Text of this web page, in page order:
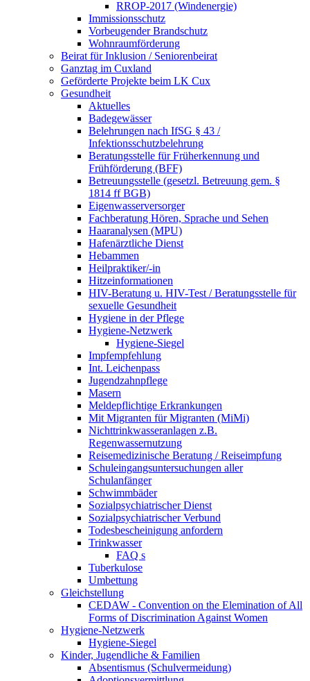
RROP-2017 (Windenergie)
Immissionsschutz
Vorbeugender Brandschutz
Wohnraumförderung
Beirat für Inklusion / Seniorenbeirat
Ganztag im Cuxland
Geförderte Projekte beim LK Cux
Gesundheit
Aktuelles
Badegewässer
Belehrungen nach IfSG § 43 /
Infektionsschutzbelehrung
Beratungsstelle für Früherkennung und
Frühförderung (BFF)
Betreuungsstelle (gesetzl. Betreuung gem. §
1814 ff BGB)
Eigenwasserversorger
Fachberatung Hören, Sprache und Sehen
Haaranalysen (MPU)
Hafenärztliche Dienst
Hebammen
Heilpraktiker/-in
Hitzeinformationen
HIV-Beratung u. HIV-Test / Beratungsstelle für
sexuelle Gesundheit
Hygiene in der Pflege
Hygiene-Netzwerk
Hygiene-Siegel
Impfempfehlung
Int. Leichenpass
Jugendzahnpflege
Masern
Meldepflichtige Erkrankungen
Mit Migranten für Migranten (MiMi)
Nichttrinkwasseranlagen z.B.
Regenwassernutzung
Reisemedizinische Beratung / Reiseimpfung
Schuleingangsuntersuchungen aller
Schulanfänger
Schwimmbäder
Sozialpsychiatrischer Dienst
Sozialpsychiatrischer Verbund
Todesbescheinigung anfordern
Trinkwasser
FAQ s
Tuberkulose
Umbettung
Gleichstellung
CEDAW - Convention on the Elemination of All
Forms of Discrimination Against Women
Hygiene-Netzwerk
Hygiene-Siegel
Kinder, Jugendliche & Familien
Absentismus (Schulvermeidung)